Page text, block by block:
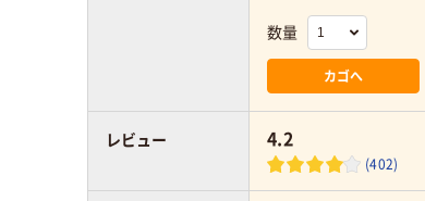
数量
カゴへ
4.2
(402)
レビュー